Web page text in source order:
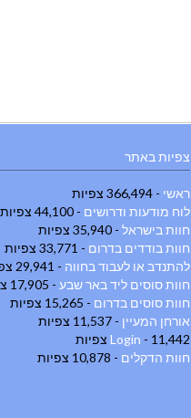
צפיות באתר
ראשי - 366,494 צפיות
לוח מודעות ודרושים - 44,100 צפיות
חוות בישראל - 35,940 צפיות
חוות בודדים בדרום - 33,771 צפיות
להתנדב או לעבוד בחווה - 29,941 צפיות
חוות סוסים ליד באר שבע - 17,905 צפיות
חוות סוסים בדרום - 15,265 צפיות
אורחן המעיין - 11,537 צפיות
Login - 11,442 צפיות
חוות הדקלים - 10,878 צפיות